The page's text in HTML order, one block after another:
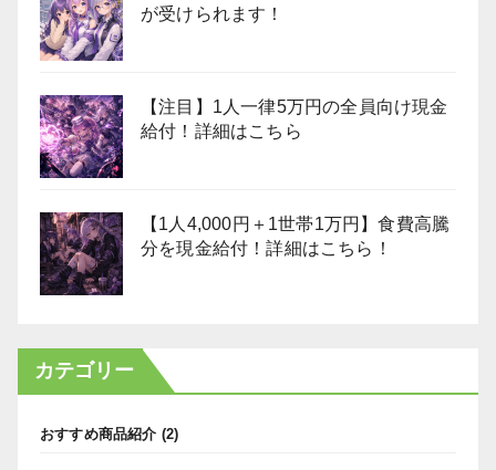
が受けられます！
【注目】1人一律5万円の全員向け現金
給付！詳細はこちら
【1人4,000円＋1世帯1万円】食費高騰
分を現金給付！詳細はこちら！
カテゴリー
おすすめ商品紹介 (2)